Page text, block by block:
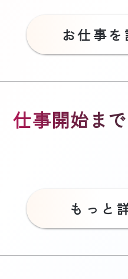
お仕事を
仕事開始ま
もっと